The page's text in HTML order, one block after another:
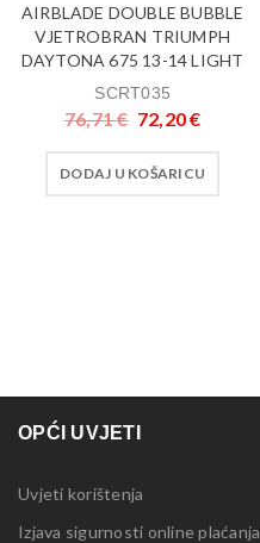
AIRBLADE DOUBLE BUBBLE
VJETROBRAN TRIUMPH
DAYTONA 675 13-14 LIGHT
SCRT035
76,71€ 72,20€
DODAJ U KOŠARICU
OPĆI UVJETI
Uvjeti korištenja
Izjava sigurnosti online plaćanja